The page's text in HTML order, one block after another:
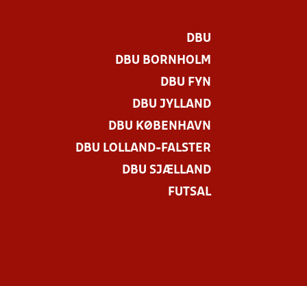
DBU
DBU BORNHOLM
DBU FYN
DBU JYLLAND
DBU KØBENHAVN
DBU LOLLAND-FALSTER
DBU SJÆLLAND
FUTSAL